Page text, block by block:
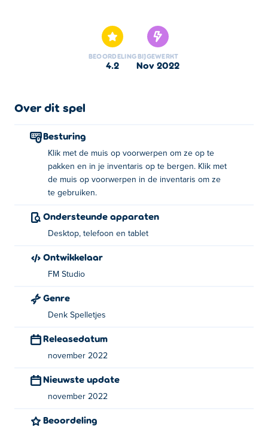
Baan je een weg door het museum en ontdek de flora en
fauna van Forgotten Hill. Voltooi alle puzzels om meer te
weten te komen over het verhaal van Forgotten Hill.
Klik op de interessante items om ze op te pakken en op
en ze gebruiken voor andere items of deuren in het spel.
Forgotten Hill Disillusion: Flora&Fauna is gemaakt door
FM Studio. Ze hebben andere geweldige horrorspellen
op Poki zoalsLittle Cabin in the Woods
Beyond,Forgotten Hill Memento: Playground
,Forgotten Hill: Puppeteer
Vergeet niet te spelen
BEOORDELING
4.2
BIJGEWERKT
nov 2022
Over dit spel
Besturing
Klik met de muis op voorwerpen om ze op te
pakken en in je inventaris op te bergen. Klik met
de muis op voorwerpen in de inventaris om ze
te gebruiken.
Ondersteunde apparaten
Desktop, telefoon en tablet
Ontwikkelaar
FM Studio
Genre
Denk Spelletjes
Releasedatum
november 2022
Nieuwste update
november 2022
Beoordeling